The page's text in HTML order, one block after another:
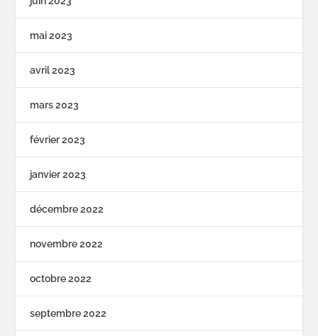
mai 2023
avril 2023
mars 2023
février 2023
janvier 2023
décembre 2022
novembre 2022
octobre 2022
septembre 2022